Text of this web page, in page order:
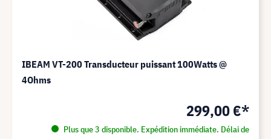
IBEAM VT-200 Transducteur puissant 100Watts @
4Ohms
299,00 €*
Plus que 3 disponible. Expédition immédiate. Délai de